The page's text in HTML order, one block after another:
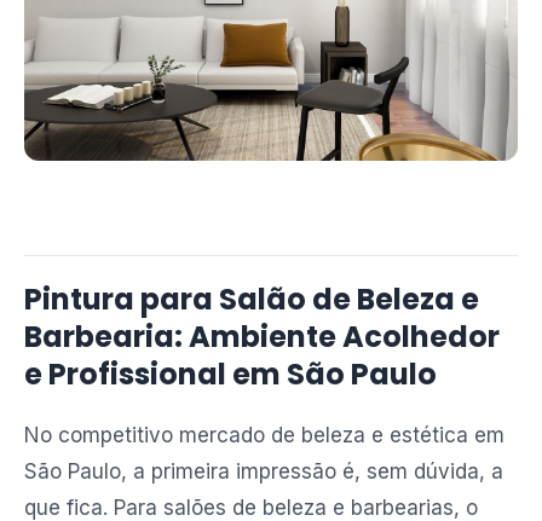
Pintura para Salão de Beleza e
Barbearia: Ambiente Acolhedor
e Profissional em São Paulo
No competitivo mercado de beleza e estética em
São Paulo, a primeira impressão é, sem dúvida, a
que fica. Para salões de beleza e barbearias, o